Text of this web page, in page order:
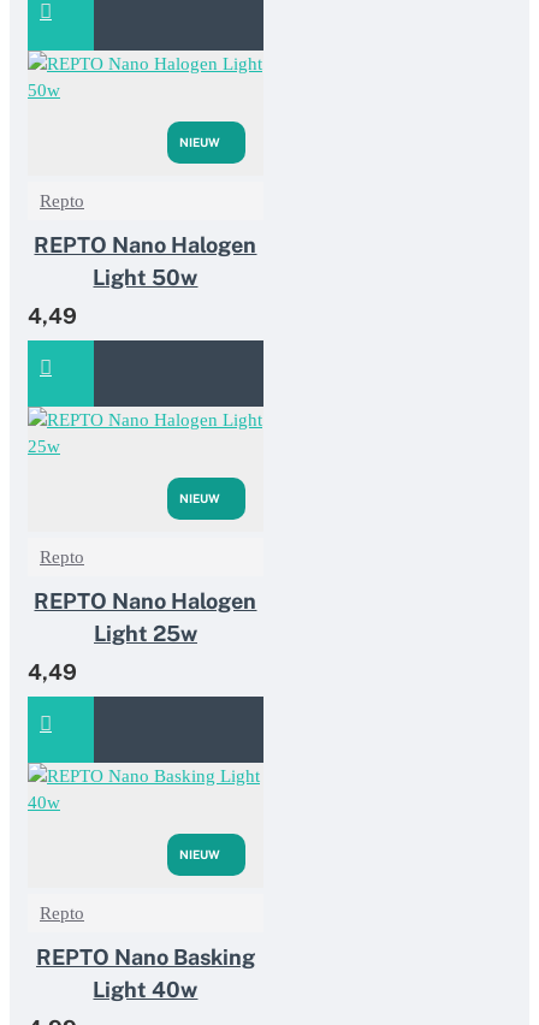
NIEUW
Repto
REPTO Nano Halogen
Light 50w
4,49
NIEUW
Repto
REPTO Nano Halogen
Light 25w
4,49
NIEUW
Repto
REPTO Nano Basking
Light 40w